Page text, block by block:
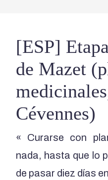
[ESP]
de Mazet
Cévennes)
« Curarse con
nada, hasta que lo
de pasar diez días